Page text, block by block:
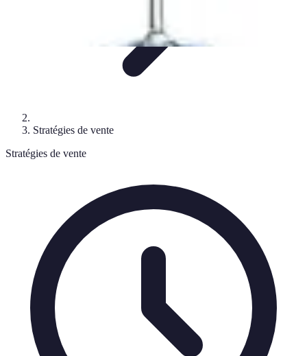
Stratégies de vente
Stratégies de vente